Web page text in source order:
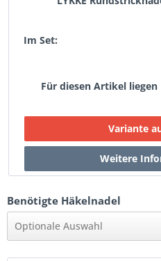
Im Set:
Für diesen Artikel
Benötigte Häkelnadel
Optionale Auswahl